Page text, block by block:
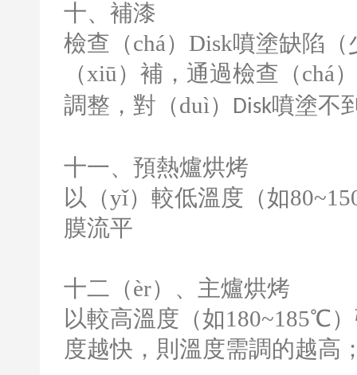
十、補漆
檢查（chá） Disk噴塗缺陷（
（xiū）補，通過檢查（chá
調整，對（duì）
Disk噴塗不
十一、預熱爐烘烤
以（yǐ）較低溫度（如
膜流平
十二（èr）、主爐烘烤
以較高溫度（如180~185℃）
度越快，則溫度需調的越高